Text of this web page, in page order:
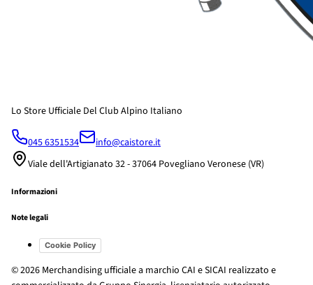
Lo Store Ufficiale Del Club Alpino Italiano
045 6351534
info@caistore.it
Viale dell'Artigianato 32 - 37064 Povegliano Veronese (VR)
Informazioni
Note legali
Cookie Policy
© 2026 Merchandising ufficiale a marchio CAI e SICAI realizzato e